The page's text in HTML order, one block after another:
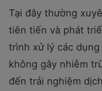
Tại đây thường
tiên tiến và phát
trình xử lý các
không gây nhiễm
đến trải nghiệm